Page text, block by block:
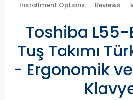
Installment Options Reviews
Toshiba L55-
Tuş Takımı
- Ergonomik ve